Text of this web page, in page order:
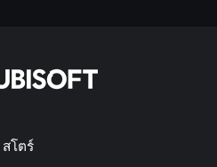
สโตร์